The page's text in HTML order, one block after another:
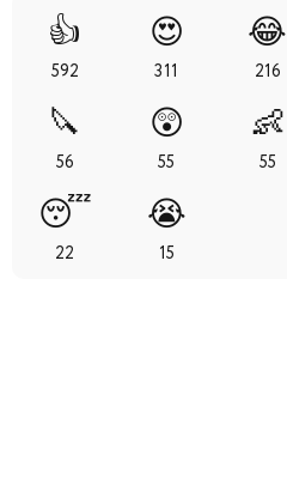
👍
592
😍
311
😂
216
🔪
56
😲
55
👶
55
😴
22
😭
15